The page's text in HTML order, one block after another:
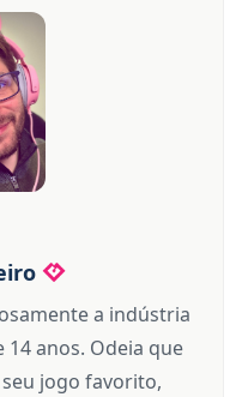
a indústria
anos. Odeia que
jogo favorito,